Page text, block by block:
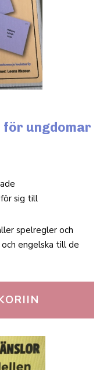
för ungdomar
sig till
spelregler och
och engelska till de